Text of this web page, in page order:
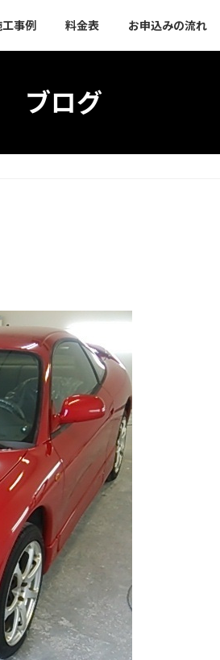
事例 料金表 お申込みの流れ
ブログ